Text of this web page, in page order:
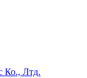
Ко., Лтд.